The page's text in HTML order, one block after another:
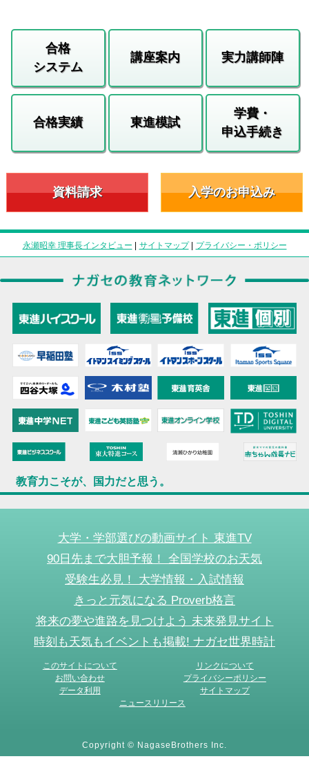
合格
システム
講座案内 実力講師陣
合格実績 東進模試
学費・
申込手続き
資料請求 入学のお申込み
永瀬昭幸 理事長インタビュー | サイトマップ| プライバシー・ポリシー
教育力こそが、国力だと思う。
大学・学部選びの動画サイト 東進TV
90日先まで大胆予報！ 全国学校のお天気
受験生必見！ 大学情報・入試情報
きっと元気になる Proverb格言
将来の夢や進路を見つけよう 未来発見サイト
時刻も天気もイベントも掲載! ナガセ世界時計
このサイトについて
リンクについて
お問い合わせ
プライバシーポリシー
データ利用
サイトマップ
ニュースリリース
Copyright © NagaseBrothers Inc.